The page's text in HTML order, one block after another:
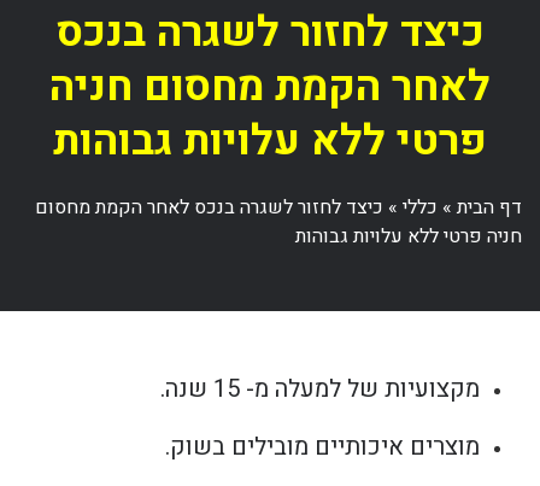
כיצד לחזור לשגרה בנכס
לאחר הקמת מחסום חניה
פרטי ללא עלויות גבוהות
דף הבית» כללי» כיצד לחזור לשגרה בנכס לאחר הקמת מחסום
חניה פרטי ללא עלויות גבוהות
מקצועיות של למעלה מ- 15 שנה.
מוצרים איכותיים מובילים בשוק.